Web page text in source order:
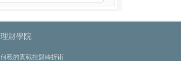
理財學院
何毅的實戰控盤轉折術